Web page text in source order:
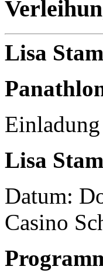
Lisa
Lisa
Datum:
Casino